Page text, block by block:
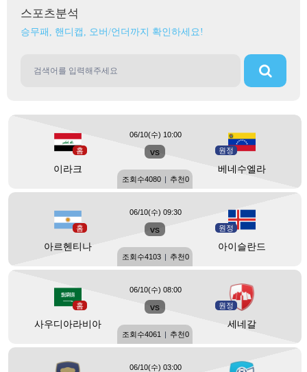
스포츠분석
승무패, 핸디캡, 오버/언더까지 확인하세요!
홈
이라크
vs 원정
베네수엘라
06/10(수) 10:00
조회수4080 | 추천0
홈
아르헨티나
vs 원정
아이슬란드
06/10(수) 09:30
조회수4103 | 추천0
홈
사우디아라비아
vs 원정
세네갈
06/10(수) 08:00
조회수4061 | 추천0
06/10(수) 03:00